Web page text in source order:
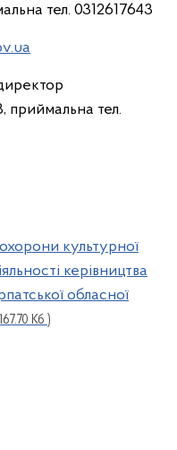
тел. 0312617643
приймальна тел.
культурної
керівництва
обласної
Кб )